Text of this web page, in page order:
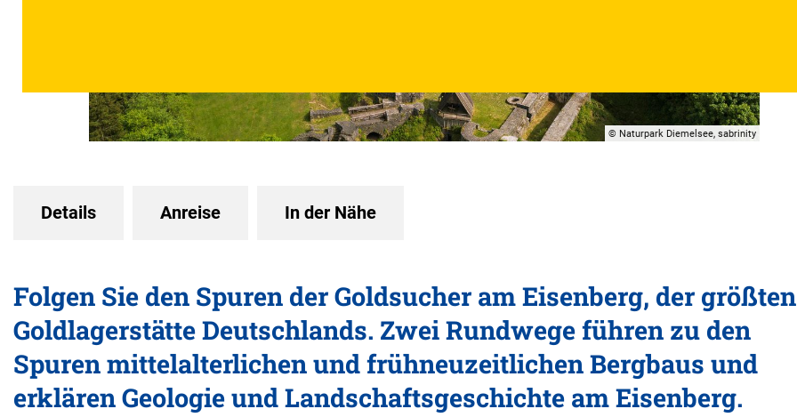
© Naturpark Diemelsee, sabrinity
Details Anreise In der Nähe
Folgen Sie den Spuren der Goldsucher am Eisenberg, der größten
Goldlagerstätte Deutschlands. Zwei Rundwege führen zu den
Spuren mittelalterlichen und frühneuzeitlichen Bergbaus und
erklären Geologie und Landschaftsgeschichte am Eisenberg.